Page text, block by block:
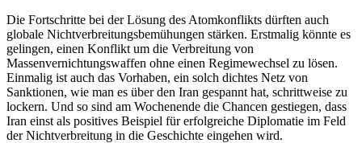
Die Fortschritte bei der Lösung des Atomkonflikts dürften auch
globale Nichtverbreitungsbemühungen stärken. Erstmalig könnte es
gelingen, einen Konflikt um die Verbreitung von
Massenvernichtungswaffen ohne einen Regimewechsel zu lösen.
Einmalig ist auch das Vorhaben, ein solch dichtes Netz von
Sanktionen, wie man es über den Iran gespannt hat, schrittweise zu
lockern. Und so sind am Wochenende die Chancen gestiegen, dass
Iran einst als positives Beispiel für erfolgreiche Diplomatie im Feld
der Nichtverbreitung in die Geschichte eingehen wird.